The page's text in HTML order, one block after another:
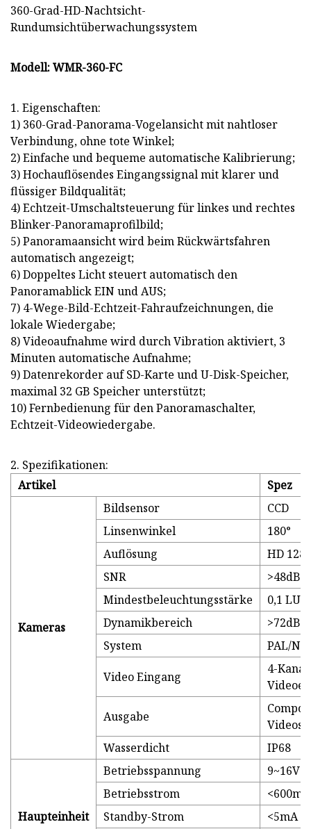
360-Grad-HD-Nachtsicht-
Rundumsichtüberwachungssystem
Modell: WMR-360-FC
1. Eigenschaften:
1) 360-Grad-Panorama-Vogelansicht mit nahtloser
Verbindung, ohne tote Winkel;
2) Einfache und bequeme automatische Kalibrierung;
3) Hochauflösendes Eingangssignal mit klarer und
flüssiger Bildqualität;
4) Echtzeit-Umschaltsteuerung für linkes und rechtes
Blinker-Panoramaprofilbild;
5) Panoramaansicht wird beim Rückwärtsfahren
automatisch angezeigt;
6) Doppeltes Licht steuert automatisch den
Panoramablick EIN und AUS;
7) 4-Wege-Bild-Echtzeit-Fahraufzeichnungen, die
lokale Wiedergabe;
8) Videoaufnahme wird durch Vibration aktiviert, 3
Minuten automatische Aufnahme;
9) Datenrekorder auf SD-Karte und U-Disk-Speicher,
maximal 32 GB Speicher unterstützt;
10) Fernbedienung für den Panoramaschalter,
Echtzeit-Videowiedergabe.
2. Spezifikationen:
Artikel
Spez
Kameras
Bildsensor
CCD
Linsenwinkel
180°
Auflösung
HD
SNR
>48dB
Mindestbeleuchtungsstärke
0,1 LUX
Dynamikbereich
>72dB
System
PAL/
Video Eingang
4-
Ausgabe
Wasserdicht
IP68
Haupteinheit
Betriebsspannung
9~16V
Betriebsstrom
<600mA
Standby-Strom
<5mA